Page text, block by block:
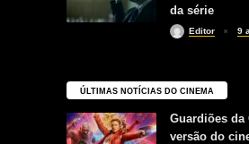
da série
Editor 9
ÚLTIMAS NOTÍCIAS DO CINEMA
Guardiões da
versão do